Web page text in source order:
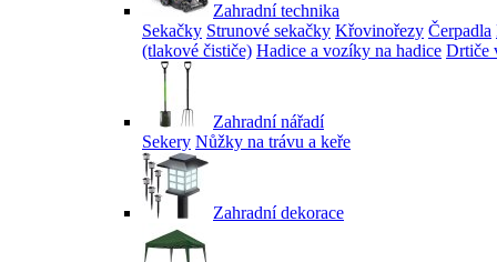
Zahradní technika
Sekačky Strunové sekačky Křovinořezy Čerpadla
(tlakové čističe) Hadice a vozíky na hadice Drtiče
Zahradní nářadí
Sekery Nůžky na trávu a keře
Zahradní dekorace